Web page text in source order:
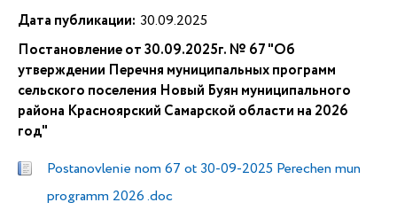
Дата публикации: 30.09.2025
Постановление от 30.09.2025г. № 67 "Об
утверждении Перечня муниципальных программ
сельского поселения Новый Буян муниципального
района Красноярский Самарской области на 2026
год"
Postanovlenie nom 67 ot 30-09-2025 Perechen mun
programm 2026 .doc